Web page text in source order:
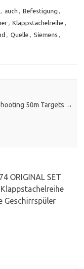
, auch , Befestigung ,
, Klappstachelreihe ,
, Quelle , Siemens ,
50m Targets →
ORIGINAL SET
Geschirrspüler